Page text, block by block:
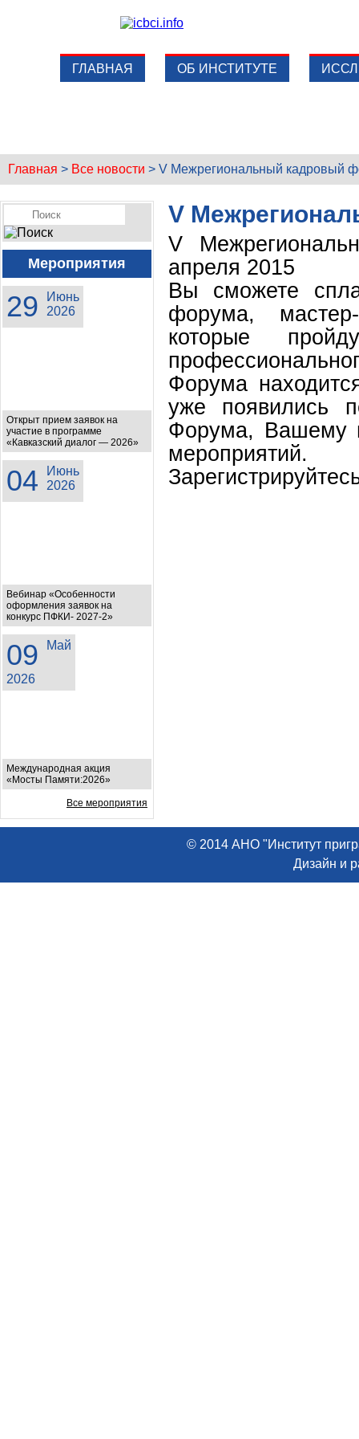
ГЛАВНАЯ ОБ ИНСТИТУТЕ
Главная > Все новости > V Межрегиональный кадровый
Мероприятия
29
Июнь
2026
Открыт прием заявок на
участие в программе
«Кавказский диалог — 2026»
04
Июнь
2026
Вебинар «Особенности
оформления заявок на
конкурс ПФКИ- 2027-2»
09 Май
2026
Международная акция
«Мосты Памяти:2026»
Все мероприятия
V
V
апреля 2015
Вы сможете
форума,
которые
Форума
уже появились
Форума, Вашему
мероприятий.
© 2014 АНО "Институт
Дизайн и